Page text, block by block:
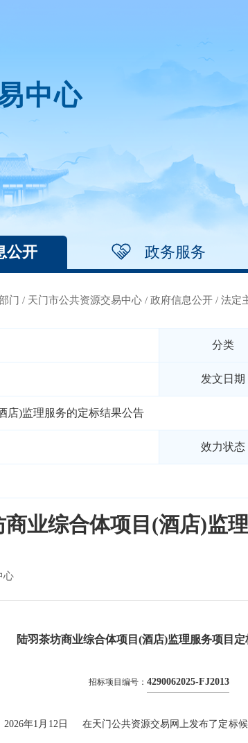
中心
公开 政务服务
门 / 天门市公共资源交易中心 / 政府信息公开 / 法定
分类
发文日期
店)监理服务的定标结果公告
效力状态
商业综合体项目(酒店)监
心
陆羽茶坊商业综合体项目(酒店)监理服务项目
招标项目编号： 4290062025-FJ2013
年1月12日 在天门公共资源交易网上发